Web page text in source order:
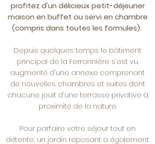
profitez d'un délicieux petit-déjeuner
maison en buffet ou servi en chambre
(compris dans toutes les formules).
Depuis quelques temps le bâtiment
principal de la Ferronnière s'est vu
augmenté d'une annexe comprenant
de nouvelles chambres et suites dont
chacune jouit d'une terrasse privative à
proximité de la nature.
Pour parfaire votre séjour tout en
détente, un jardin reposant a également